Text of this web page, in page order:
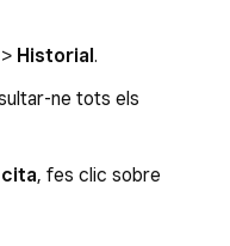
> Historial.
ne tots els
, fes clic sobre